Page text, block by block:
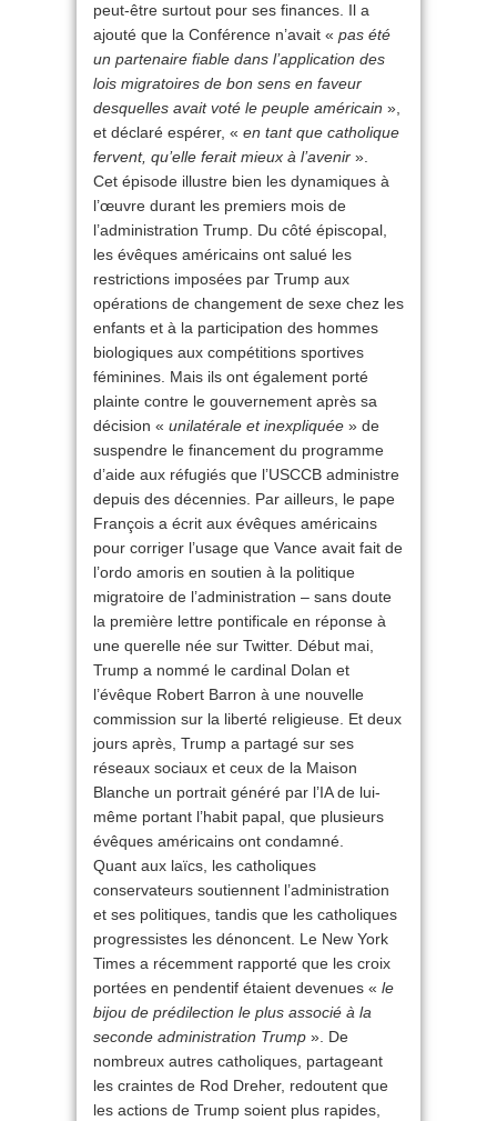
peut-être surtout pour ses finances. Il a
ajouté que la Conférence n’avait « pas été
un partenaire fiable dans l’application des
lois migratoires de bon sens en faveur
desquelles avait voté le peuple américain »,
et déclaré espérer, « en tant que catholique
fervent, qu’elle ferait mieux à l’avenir ».
Cet épisode illustre bien les dynamiques à
l’œuvre durant les premiers mois de
l’administration Trump. Du côté épiscopal,
les évêques américains ont salué les
restrictions imposées par Trump aux
opérations de changement de sexe chez les
enfants et à la participation des hommes
biologiques aux compétitions sportives
féminines. Mais ils ont également porté
plainte contre le gouvernement après sa
décision « unilatérale et inexpliquée » de
suspendre le financement du programme
d’aide aux réfugiés que l’USCCB administre
depuis des décennies. Par ailleurs, le pape
François a écrit aux évêques américains
pour corriger l’usage que Vance avait fait de
l’ordo amoris en soutien à la politique
migratoire de l’administration – sans doute
la première lettre pontificale en réponse à
une querelle née sur Twitter. Début mai,
Trump a nommé le cardinal Dolan et
l’évêque Robert Barron à une nouvelle
commission sur la liberté religieuse. Et deux
jours après, Trump a partagé sur ses
réseaux sociaux et ceux de la Maison
Blanche un portrait généré par l’IA de lui-
même portant l’habit papal, que plusieurs
évêques américains ont condamné.
Quant aux laïcs, les catholiques
conservateurs soutiennent l’administration
et ses politiques, tandis que les catholiques
progressistes les dénoncent. Le New York
Times a récemment rapporté que les croix
portées en pendentif étaient devenues « le
bijou de prédilection le plus associé à la
seconde administration Trump ». De
nombreux autres catholiques, partageant
les craintes de Rod Dreher, redoutent que
les actions de Trump soient plus rapides,